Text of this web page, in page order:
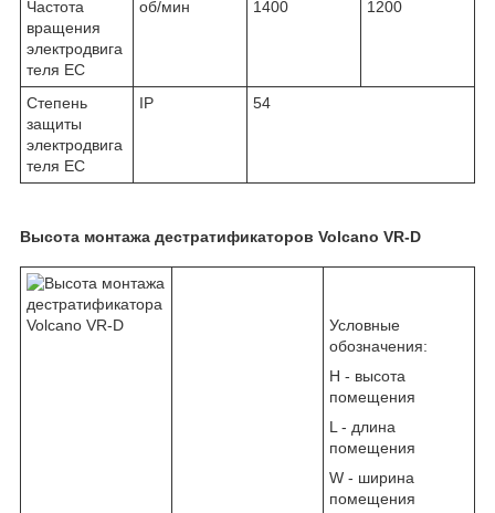
Частота
вращения
электродвига
теля EC
об/мин 1400 1200
Степень
защиты
электродвига
теля EC
IP 54
Высота монтажа дестратификаторов Volcano VR-D
Условные
обозначения:
Н - высота
помещения
L - длина
помещения
W - ширина
помещения